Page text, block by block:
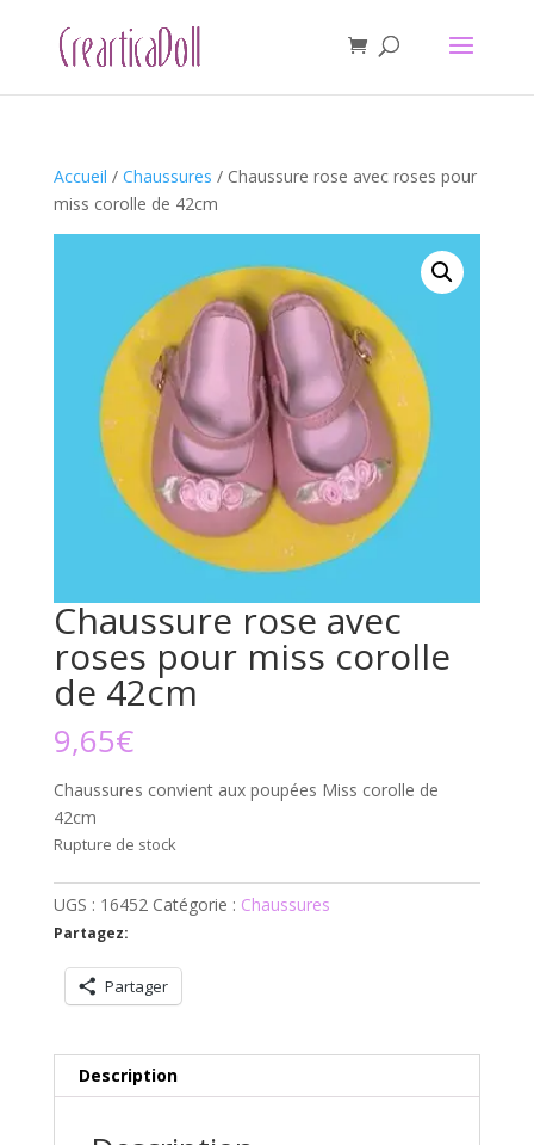
Accueil / Chaussures / Chaussure rose avec roses pour
miss corolle de 42cm
Chaussure rose avec
roses pour miss corolle
de 42cm
9,65€
Chaussures convient aux poupées Miss corolle de
42cm
Rupture de stock
UGS : 16452 Catégorie : Chaussures
Partagez:
Partager
Description